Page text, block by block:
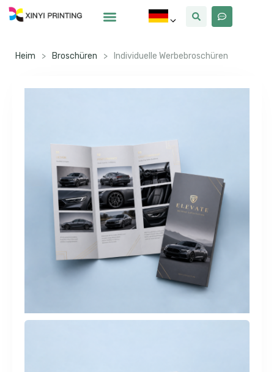
Heim > Broschüren > Individuelle Werbebroschüren